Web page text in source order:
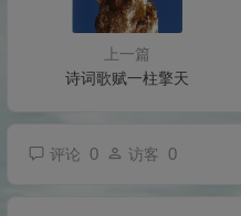
上一篇
诗词歌赋一柱擎天
评论 0 访客 0